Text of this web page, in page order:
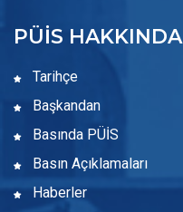
PÜİS HAKKINDA
Tarihçe
Başkandan
Basında PÜİS
Basın Açıklamaları
Haberler